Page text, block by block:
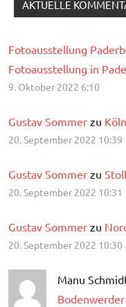
AKTUELLE
Fotoausstellung
Fotoausstellung in
9. Oktober 2022 6:10
Gustav Sommer zu
20. September 2022 10:39
Gustav Sommer zu
20. September 2022 10:31
Gustav Sommer zu
20. September 2022 10:30
Manu
Bodenwerder